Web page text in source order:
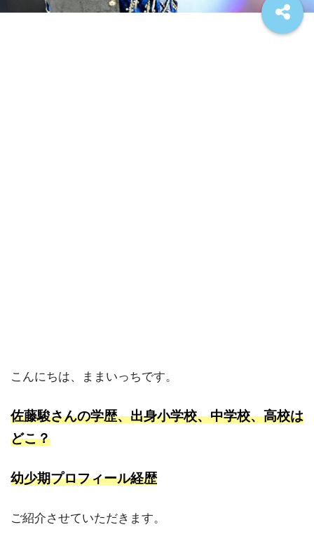
こんにちは、ままいっちです。
佐藤駿さんの学歴、出身小学校、中学校、高校は
どこ？
幼少期プロフィール経歴
ご紹介させていただきます。